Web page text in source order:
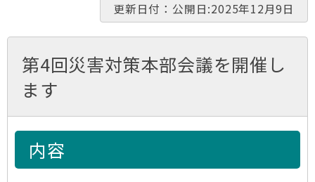
更新日付：公開日:2025年12月9日
第4回災害対策本部会議を開催し
ます
内容